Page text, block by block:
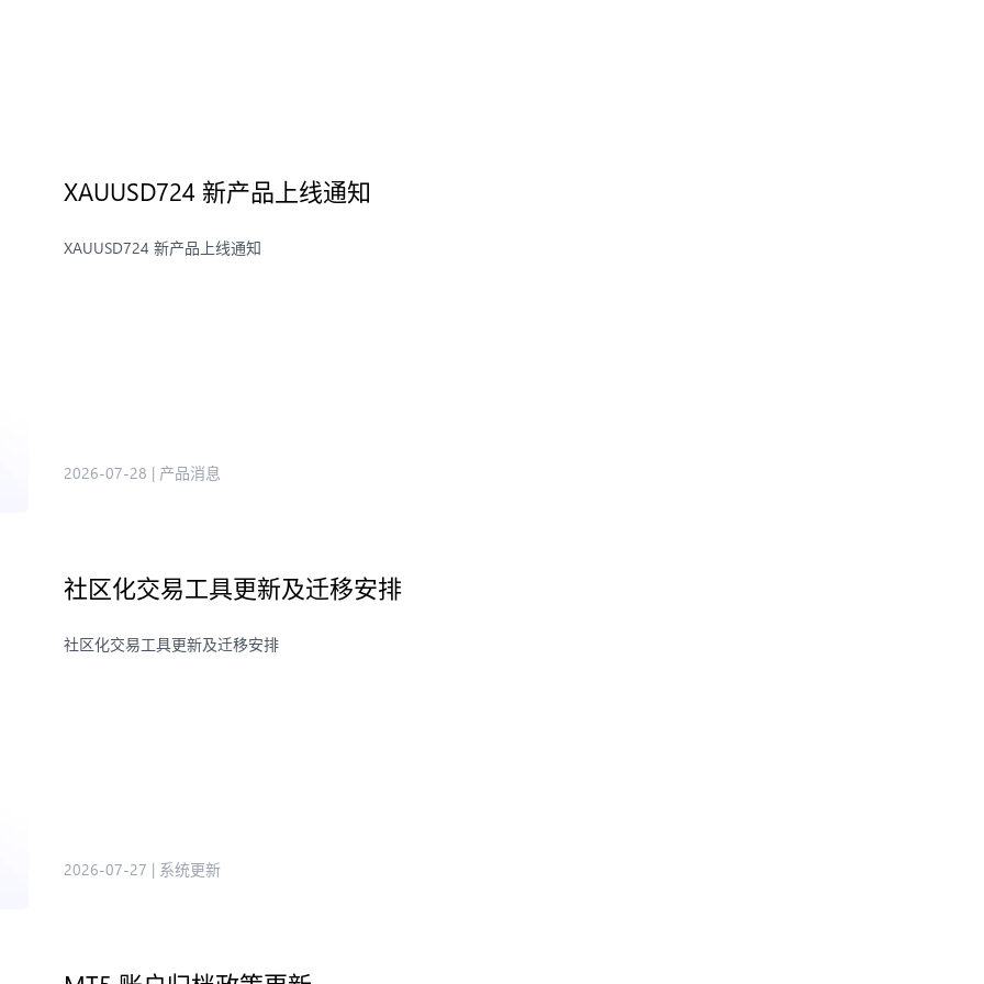
2026-07-28 | 产品消息
XAUUSD724 新产品上线通知
XAUUSD724 新产品上线通知
2026-07-27 | 系统更新
社区化交易工具更新及迁移安排
社区化交易工具更新及迁移安排